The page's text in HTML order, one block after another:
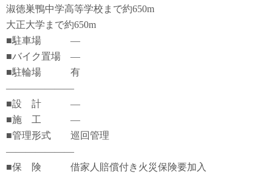
淑徳巣鴨中学高等学校まで約650m
大正大学まで約650m
■駐車場 ―
■バイク置場 ―
■駐輪場 有
―――――――
■設 計 ―
■施 工 ―
■管理形式 巡回管理
―――――――
■保 険 借家人賠償付き火災保険要加入